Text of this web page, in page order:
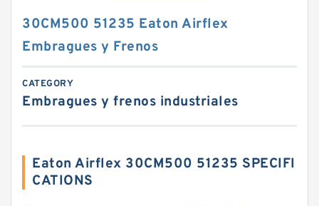
30CM500 51235 Eaton Airflex
Embragues y Frenos
CATEGORY
Embragues y frenos industriales
Eaton Airflex 30CM500 51235 SPECIFI
CATIONS